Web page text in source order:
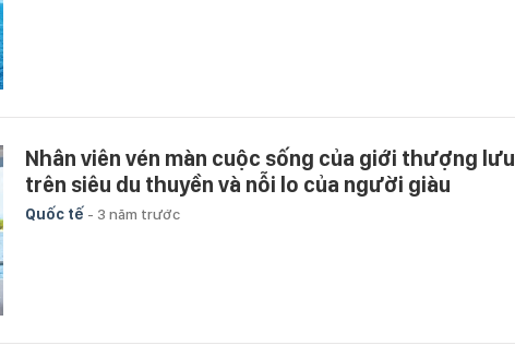
Nhân viên vén màn cuộc sống của giới thượng lưu
trên siêu du thuyền và nỗi lo của người giàu
Quốc tế - 3 năm trước